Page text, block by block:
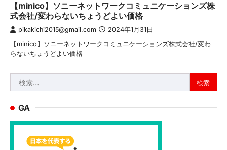
【minico】ソニーネットワークコミュニケーションズ株
式会社/変わらないちょうどよい価格
pikakichi2015@gmail.com 2024年1月31日
【minico】ソニーネットワークコミュニケーションズ株式会社/変わ
らないちょうどよい価格
索:
GA